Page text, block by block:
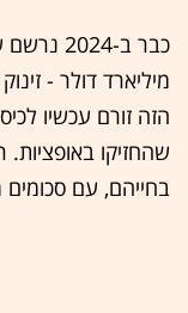
הזה זורם עכשיו
שהחזיקו
בחייהם, עם